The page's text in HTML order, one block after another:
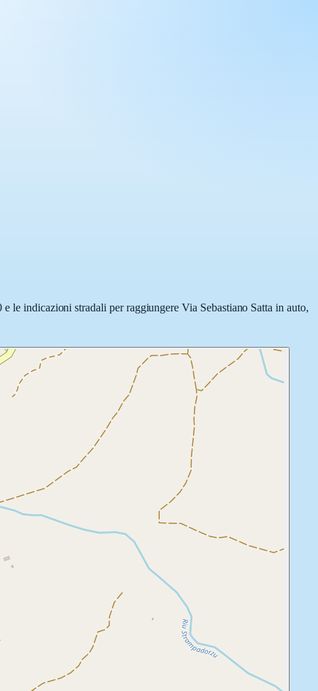
le indicazioni stradali per raggiungere Via Sebastiano Satta in auto,